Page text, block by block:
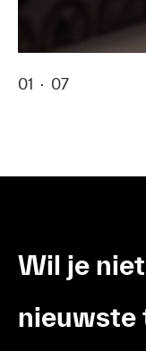
01 · 07
Wil je
nieuwste